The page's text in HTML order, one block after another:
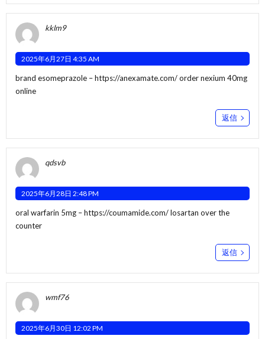
kklm9
2025年6月27日 4:35 AM
brand esomeprazole –https://anexamate.com/order nexium 40mg
online
返信
qdsvb
2025年6月28日 2:48 PM
oral warfarin 5mg –https://coumamide.com/losartan over the
counter
返信
wmf76
2025年6月30日 12:02 PM